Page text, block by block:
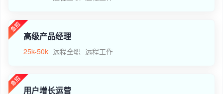
高级产品经理
25k-50k 远程全职 远程工作
用户增长运营